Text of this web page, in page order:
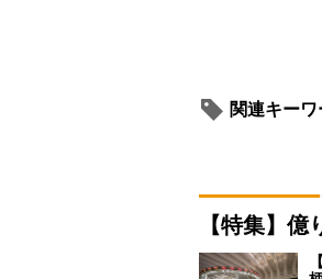
関連キーワ
【特集】